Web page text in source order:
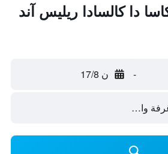
دا كالسادا ريليس آند
- ن 17/8